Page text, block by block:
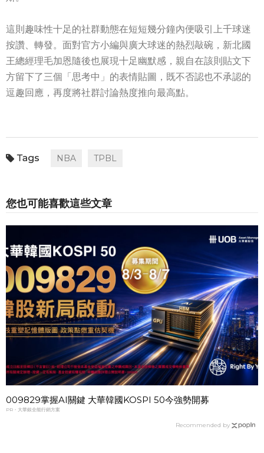
這則趣味性十足的社群動態在短短幾分鐘內便吸引上千球迷
按讚、轉發。面對官方小編與廣大球迷的熱烈敲碗，新北國
王總經理毛加恩隨後也展現十足幽默感，親自在該則貼文下
方留下了三個「思考中」的表情貼圖，既不否認也不承認的
逗趣回應，再度將社群討論熱度推向最高點。
NBA TPBL
您也可能喜歡這些文章
009829掌握AI關鍵 大華韓國KOSPI 50今強勢開募
PR・大華銀全能行銷方案
Recommended by